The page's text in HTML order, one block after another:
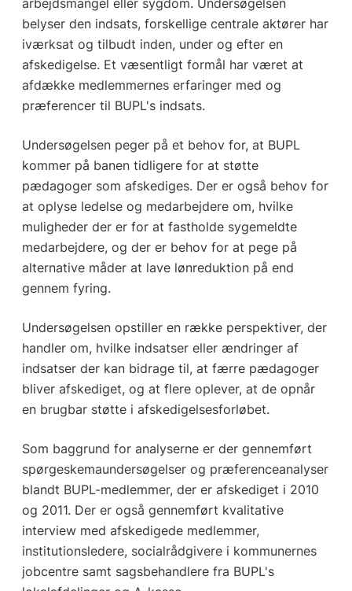
belyser den indsats, forskellige centrale aktører har
iværksat og tilbudt inden, under og efter en
afskedigelse. Et væsentligt formål har været at
afdække medlemmernes erfaringer med og
præferencer til BUPL's indsats.
Undersøgelsen peger på et behov for, at BUPL
kommer på banen tidligere for at støtte
pædagoger som afskediges. Der er også behov for
at oplyse ledelse og medarbejdere om, hvilke
muligheder der er for at fastholde sygemeldte
medarbejdere, og der er behov for at pege på
alternative måder at lave lønreduktion på end
gennem fyring.
Undersøgelsen opstiller en række perspektiver, der
handler om, hvilke indsatser eller ændringer af
indsatser der kan bidrage til, at færre pædagoger
bliver afskediget, og at flere oplever, at de opnår
en brugbar støtte i afskedigelsesforløbet.
Som baggrund for analyserne er der gennemført
spørgeskemaundersøgelser og præferenceanalyser
blandt BUPL-medlemmer, der er afskediget i 2010
og 2011. Der er også gennemført kvalitative
interview med afskedigede medlemmer,
institutionsledere, socialrådgivere i kommunernes
jobcentre samt sagsbehandlere fra BUPL's